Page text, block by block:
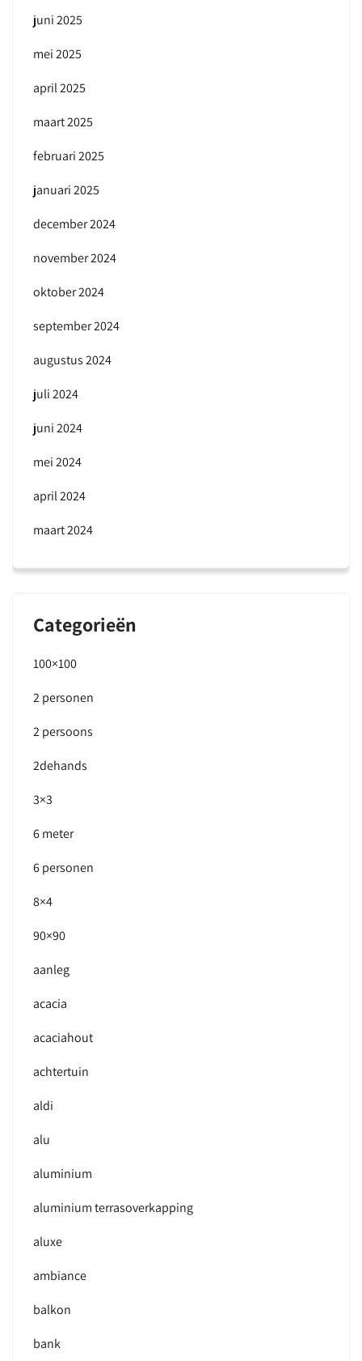
juni 2025
mei 2025
april 2025
maart 2025
februari 2025
januari 2025
december 2024
november 2024
oktober 2024
september 2024
augustus 2024
juli 2024
juni 2024
mei 2024
april 2024
maart 2024
Categorieën
100×100
2 personen
2 persoons
2dehands
3×3
6 meter
6 personen
8×4
90×90
aanleg
acacia
acaciahout
achtertuin
aldi
alu
aluminium
aluminium terrasoverkapping
aluxe
ambiance
balkon
bank